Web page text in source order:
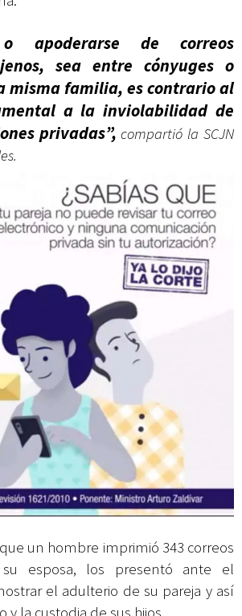
o apoderarse de correos
sea entre cónyuges o
misma familia, es contrario al
a la inviolabilidad de
privadas”, compartió la SCJN
un hombre imprimió 343 correos
esposa, los presentó ante el
el adulterio de su pareja y así